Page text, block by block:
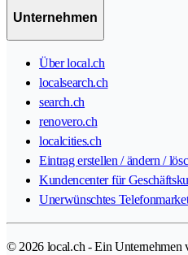
Unternehmen
Über local.ch
localsearch.ch
search.ch
renovero.ch
localcities.ch
Eintrag erstellen / ändern /
Kundencenter für
Unerwünschtes
© 2026 local.ch - Ein Unternehmen